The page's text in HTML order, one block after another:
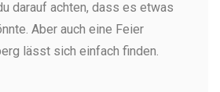
darauf achten, dass es etwas
Aber auch eine Feier
lässt sich einfach finden.